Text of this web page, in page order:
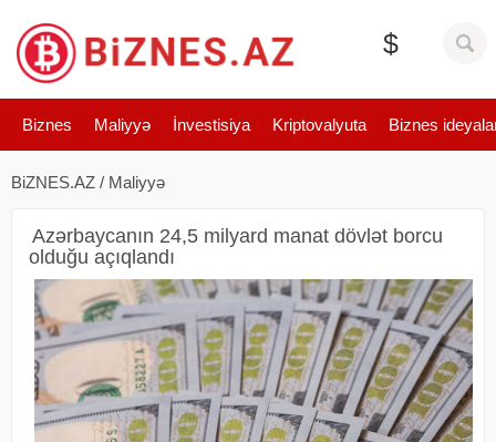
$
Biznes Maliyyə İnvestisiya Kriptovalyuta Biznes
BiZNES.AZ / Maliyyə
Azərbaycanın 24,5 milyard manat dövlət borcu
olduğu açıqlandı